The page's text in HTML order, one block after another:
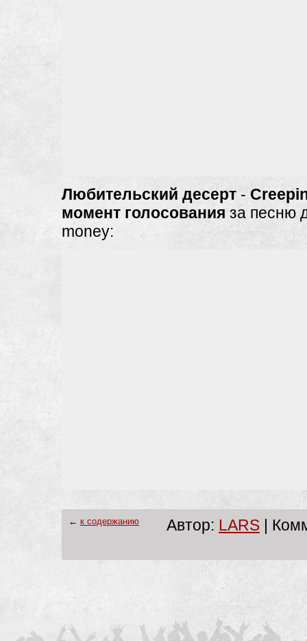
Любительский десерт -
момент голосования за песню
money:
← к содержанию Автор: LARS |